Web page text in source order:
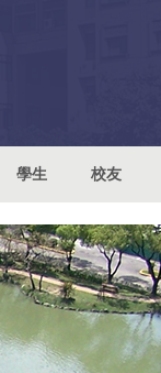
學生 校友